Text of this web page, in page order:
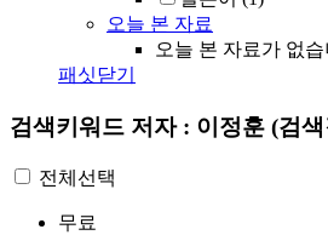
오늘 본 자료
오늘 본 자료가 없습
패싯닫기
검색키워드 저자 : 이정훈 (검
전체선택
무료